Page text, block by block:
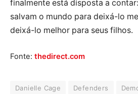
finalmente está disposta a
salvam o mundo para deixá-lo
deixá-lo melhor para seus filhos.
Fonte: thedirect.com
Danielle Cage Defenders